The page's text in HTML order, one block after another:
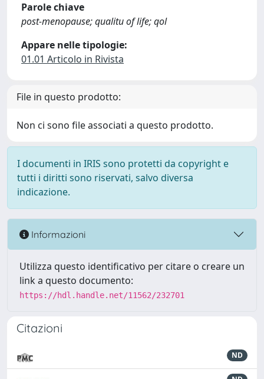
Parole chiave
post-menopause; qualitu of life; qol
Appare nelle tipologie:
01.01 Articolo in Rivista
File in questo prodotto:
Non ci sono file associati a questo prodotto.
I documenti in IRIS sono protetti da copyright e
tutti i diritti sono riservati, salvo diversa
indicazione.
Informazioni
Utilizza questo identificativo per citare o creare un
link a questo documento:
https://hdl.handle.net/11562/232701
Citazioni
ND